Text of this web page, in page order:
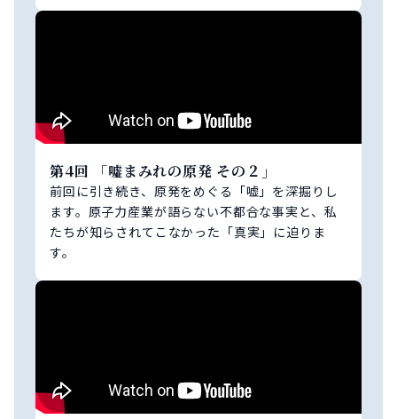
第4回 「嘘まみれの原発 その２」
前回に引き続き、原発をめぐる「嘘」を深掘りし
ます。原子力産業が語らない不都合な事実と、私
たちが知らされてこなかった「真実」に迫りま
す。